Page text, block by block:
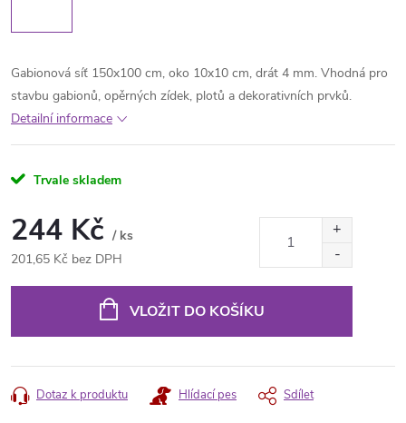
Gabionová síť 150x100 cm, oko 10x10 cm, drát 4 mm. Vhodná pro
stavbu gabionů, opěrných zídek, plotů a dekorativních prvků.
Detailní informace
Trvale skladem
244 Kč / ks
201,65 Kč bez DPH
VLOŽIT DO KOŠÍKU
Dotaz k produktu Hlídací pes Sdílet